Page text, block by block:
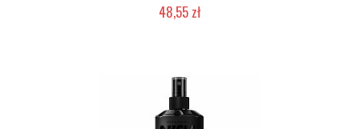
48,55 zł